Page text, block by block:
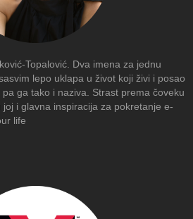
Topalović. Dva imena za jednu
lepo uklapa u život koji živi i posao
ga tako i naziva. Strast prema čoveku
i glavna inspiracija za pokretanje e-
life